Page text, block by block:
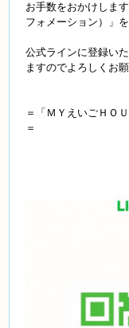
お手数をおかけしま
フォメーション）」
公式ラインに登録い
ますのでよろしくお願
＝「ＭＹえいごＨＯ
＝